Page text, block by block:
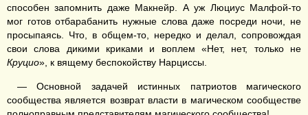
способен запомнить даже Макнейр. А уж Люциус Малфой-то
мог готов отбарабанить нужные слова даже посреди ночи, не
просыпаясь. Что, в общем-то, нередко и делал, сопровождая
свои слова дикими криками и воплем «Нет, нет, только не
Круцио», к вящему беспокойству Нарциссы.
— Основной задачей истинных патриотов магического
сообщества является возврат власти в магическом сообществе